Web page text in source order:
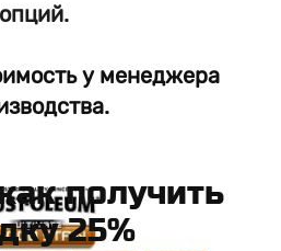
м.п
опций.
у менеджера
получить
25%